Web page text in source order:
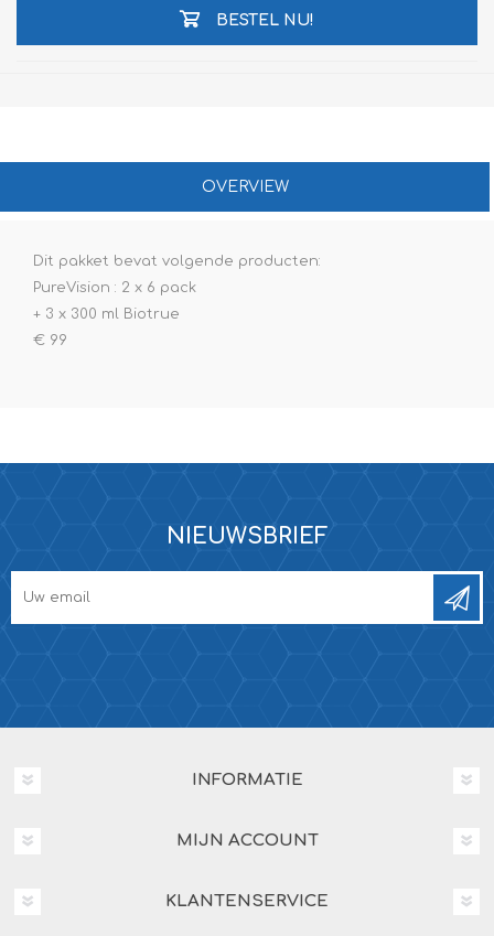
BESTEL NU!
OVERVIEW
Dit pakket bevat volgende producten:
PureVision : 2 x 6 pack
+ 3 x 300 ml Biotrue
€ 99
NIEUWSBRIEF
INFORMATIE
MIJN ACCOUNT
KLANTENSERVICE